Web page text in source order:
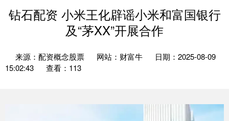
钻石配资 小米王化辟谣小米和富国银行
及“茅XX”开展合作
来源：配资概念股票 网站：财富牛
日期：2025-08-09
15:02:43
查看：113